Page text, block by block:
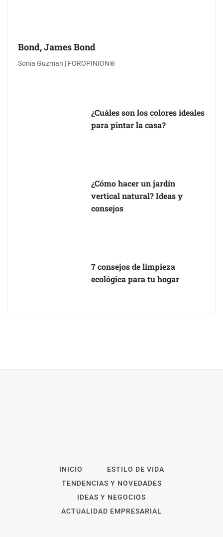
Bond, James Bond
Sonia Guzman | FOROPINION®
¿Cuáles son los colores ideales
para pintar la casa?
¿Cómo hacer un jardín
vertical natural? Ideas y
consejos
7 consejos de limpieza
ecológica para tu hogar
INICIO
ESTILO DE VIDA
TENDENCIAS Y NOVEDADES
IDEAS Y NEGOCIOS
ACTUALIDAD EMPRESARIAL